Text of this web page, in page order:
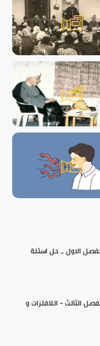
الاول _ حل اسئلة
الثالث - اللافلزات و